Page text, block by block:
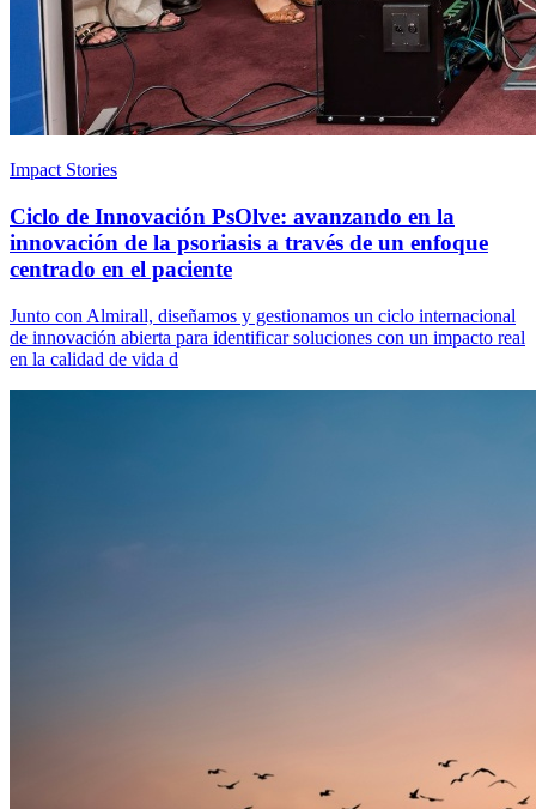
Impact Stories
Ciclo de Innovación PsOlve: avanzando en la
innovación de la psoriasis a través de un enfoque
centrado en el paciente
Junto con Almirall, diseñamos y gestionamos un ciclo internacional
de innovación abierta para identificar soluciones con un impacto real
en la calidad de vida d